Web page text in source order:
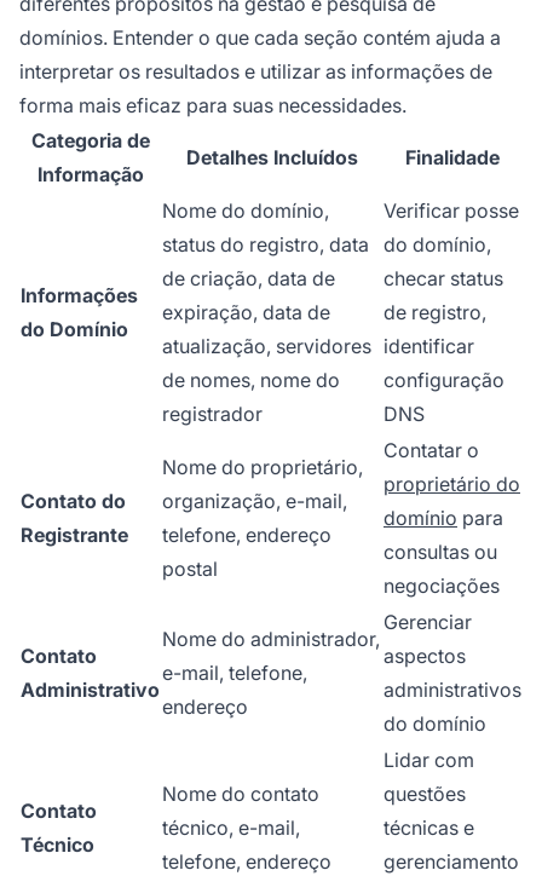
domínios. Entender o que cada seção contém ajuda a
interpretar os resultados e utilizar as informações de
forma mais eficaz para suas necessidades.
Categoria de
Informação
Detalhes Incluídos Finalidade
Informações
do Domínio
Nome do domínio,
status do registro, data
de criação, data de
expiração, data de
atualização, servidores
de nomes, nome do
registrador
Verificar posse
do domínio,
checar status
de registro,
identificar
configuração
DNS
Contato do
Registrante
Nome do proprietário,
organização, e-mail,
telefone, endereço
postal
Contatar o
proprietário do
domínio para
consultas ou
negociações
Contato
Administrativo
Nome do administrador,
e-mail, telefone,
endereço
Gerenciar
aspectos
administrativos
do domínio
Contato
Técnico
Nome do contato
técnico, e-mail,
telefone, endereço
Lidar com
questões
técnicas e
gerenciamento